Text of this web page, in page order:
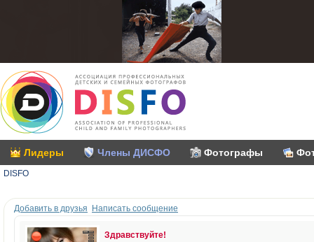
Лидеры Члены ДИСФО Фотографы
DISFO
Добавить в друзья Написать сообщение
Здравствуйте!